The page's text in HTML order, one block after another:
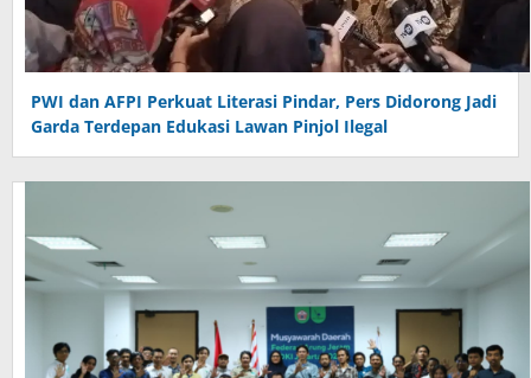
PWI dan AFPI Perkuat Literasi Pindar, Pers Didorong Jadi
Garda Terdepan Edukasi Lawan Pinjol Ilegal